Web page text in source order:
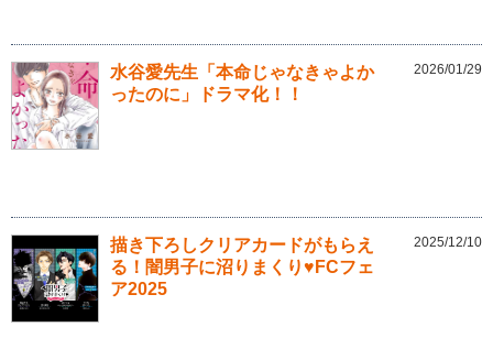
水谷愛先生「本命じゃなきゃよか
ったのに」ドラマ化！！
2026/01/29
描き下ろしクリアカードがもらえ
る！闇男子に沼りまくり♥FCフェ
ア2025
2025/12/10